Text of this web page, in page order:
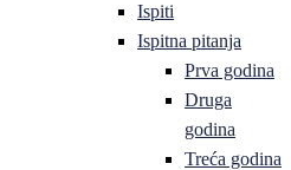
Ispiti
Ispitna pitanja
Prva godina
Druga
godina
Treća godina